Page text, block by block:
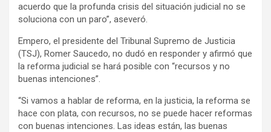
acuerdo que la profunda crisis del situación judicial no se
soluciona con un paro”, aseveró.
Empero, el presidente del Tribunal Supremo de Justicia
(TSJ), Romer Saucedo, no dudó en responder y afirmó que
la reforma judicial se hará posible con “recursos y no
buenas intenciones”.
“Si vamos a hablar de reforma, en la justicia, la reforma se
hace con plata, con recursos, no se puede hacer reformas
con buenas intenciones. Las ideas están, las buenas